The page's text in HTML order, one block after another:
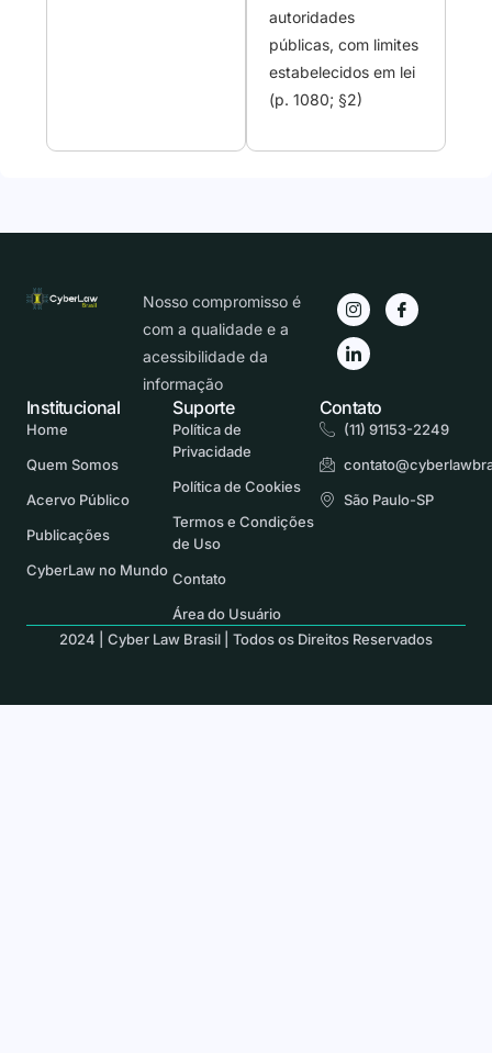
autoridades
públicas, com limites
estabelecidos em lei
(p. 1080; §2)
Nosso compromisso é
com a qualidade e a
acessibilidade da
informação
Suporte
Política de
Privacidade
Política de Cookies
Termos e Condições
de Uso
Contato
Área do Usuário
Contato
(11) 91153-2249
São Paulo-SP
Institucional
Home
Quem Somos
Acervo Público
Publicações
CyberLaw no Mundo
2024 | Cyber Law Brasil | Todos os Direitos Reservados